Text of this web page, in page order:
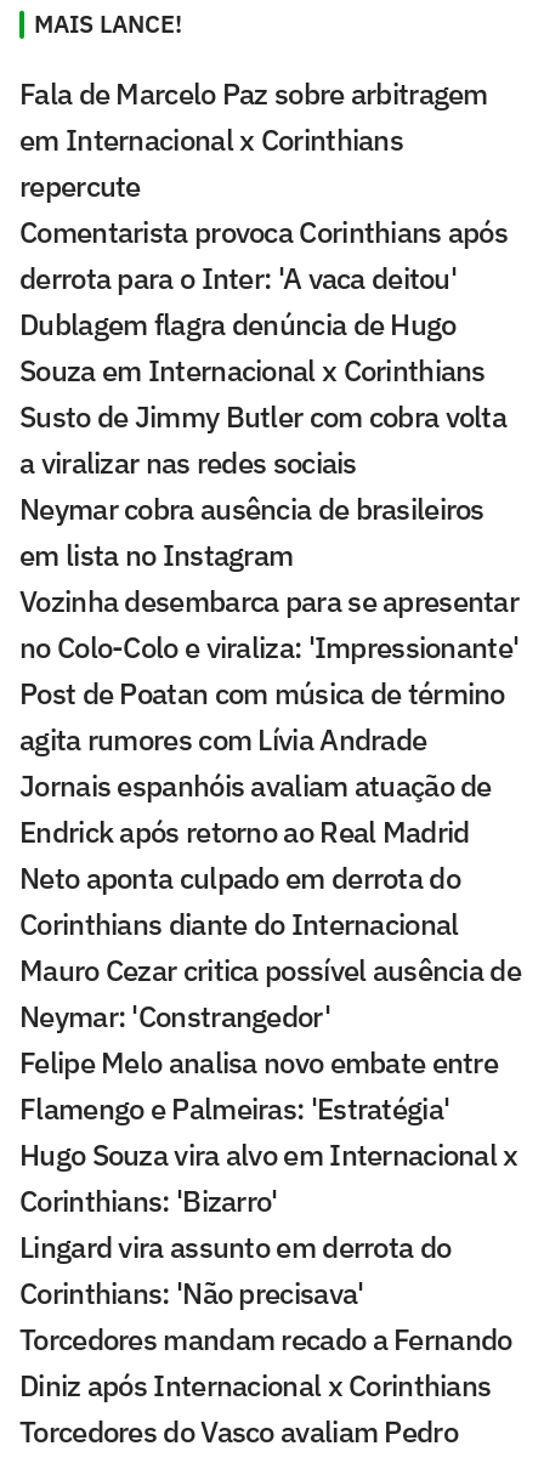
MAIS LANCE!
Fala de Marcelo Paz sobre arbitragem
em Internacional x Corinthians
repercute
Comentarista provoca Corinthians após
derrota para o Inter: 'A vaca deitou'
Dublagem flagra denúncia de Hugo
Souza em Internacional x Corinthians
Susto de Jimmy Butler com cobra volta
a viralizar nas redes sociais
Neymar cobra ausência de brasileiros
em lista no Instagram
Vozinha desembarca para se apresentar
no Colo-Colo e viraliza: 'Impressionante'
Post de Poatan com música de término
agita rumores com Lívia Andrade
Jornais espanhóis avaliam atuação de
Endrick após retorno ao Real Madrid
Neto aponta culpado em derrota do
Corinthians diante do Internacional
Mauro Cezar critica possível ausência de
Neymar: 'Constrangedor'
Felipe Melo analisa novo embate entre
Flamengo e Palmeiras: 'Estratégia'
Hugo Souza vira alvo em Internacional x
Corinthians: 'Bizarro'
Lingard vira assunto em derrota do
Corinthians: 'Não precisava'
Torcedores mandam recado a Fernando
Diniz após Internacional x Corinthians
Torcedores do Vasco avaliam Pedro